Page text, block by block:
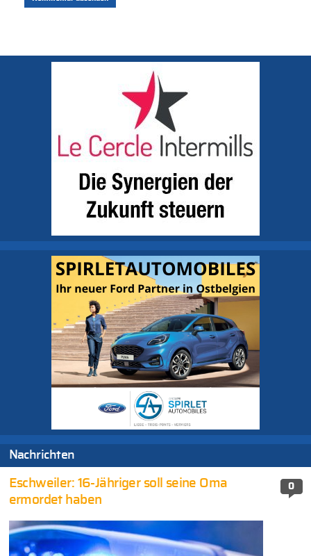
Nachrichten
0
Eschweiler: 16-Jähriger soll seine Oma
ermordet haben